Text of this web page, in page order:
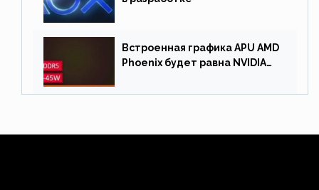
Встроенная графика APU AMD
Phoenix будет равна NVIDIA